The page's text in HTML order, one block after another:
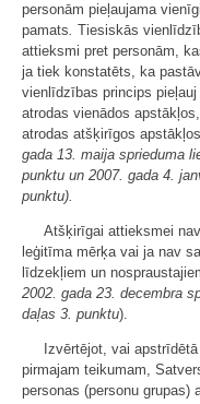
personām pieļaujama
pamats. Tiesiskās
attieksmi pret personām,
ja tiek konstatēts, ka
vienlīdzības princips
atrodas vienādos
atrodas atšķirīgos apstākļos
gada 13. maija sprieduma
punktu un 2007. gada 4.
punktu).
Atšķirīgai attieksmei
leģitīma mērķa vai ja nav
līdzekļiem un
2002. gada 23. decembra
daļas 3. punktu).
Izvērtējot, vai
pirmajam teikumam,
personas (personu grupas)